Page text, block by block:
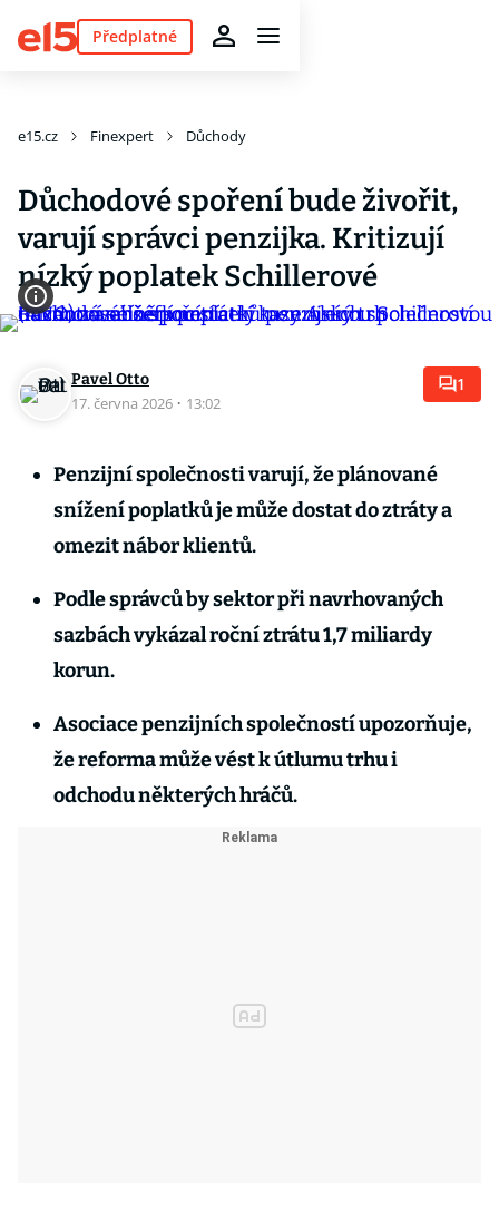
Předplatné
e15.cz Finexpert Důchody
Důchodové spoření bude živořit,
varují správci penzijka. Kritizují
nízký poplatek Schillerové
Pavel Otto
17. června 2026 · 13:02
1
Penzijní společnosti varují, že plánované
snížení poplatků je může dostat do ztráty a
omezit nábor klientů.
Podle správců by sektor při navrhovaných
sazbách vykázal roční ztrátu 1,7 miliardy
korun.
Asociace penzijních společností upozorňuje,
že reforma může vést k útlumu trhu i
odchodu některých hráčů.